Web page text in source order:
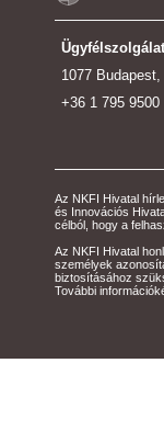
Ügyfélszolgálat
1077
+36 1 795 9500
Az NKFI Hivatal
és Innovációs
célból, hogy a
Az NKFI Hivatal
személyek
biztosításához
További